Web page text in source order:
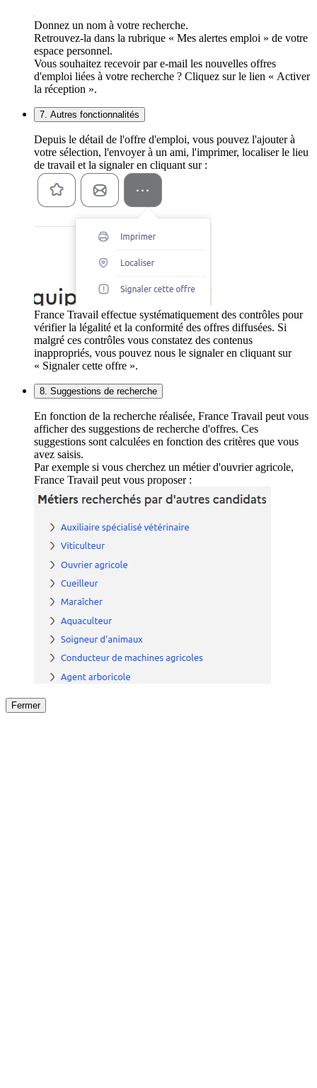
Donnez un nom à votre recherche.
Retrouvez-la dans la rubrique « Mes alertes emploi » de votre
espace personnel.
Vous souhaitez recevoir par e-mail les nouvelles offres
d'emploi liées à votre recherche ? Cliquez sur le lien « Activer
la réception ».
7. Autres fonctionnalités
Depuis le détail de l'offre d'emploi, vous pouvez l'ajouter à
votre sélection, l'envoyer à un ami, l'imprimer, localiser le lieu
de travail et la signaler en cliquant sur :
France Travail effectue systématiquement des contrôles pour
vérifier la légalité et la conformité des offres diffusées. Si
malgré ces contrôles vous constatez des contenus
inappropriés, vous pouvez nous le signaler en cliquant sur
« Signaler cette offre ».
8. Suggestions de recherche
En fonction de la recherche réalisée, France Travail peut vous
afficher des suggestions de recherche d'offres. Ces
suggestions sont calculées en fonction des critères que vous
avez saisis.
Par exemple si vous cherchez un métier d'ouvrier agricole,
France Travail peut vous proposer :
Fermer